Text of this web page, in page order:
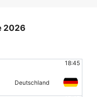
2026
18:45
Deutschland